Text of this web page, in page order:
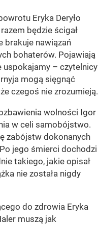
Eryka Deryło
będzie ścigał
brakuje nawiązań
bohaterów. Pojawiają
uspokajamy – czytelnicy
mogą sięgnąć
czegoś nie zrozumieją.
wolności Igor
w celi samobójstwo.
zabójstw dokonanych
jego śmierci dochodzi
takiego, jakie opisał
nie została nigdy
do zdrowia Eryka
muszą jak